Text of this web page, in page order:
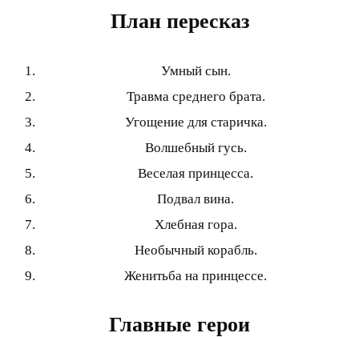
План пересказ
Умный сын.
Травма среднего брата.
Угощение для старичка.
Волшебный гусь.
Веселая принцесса.
Подвал вина.
Хлебная гора.
Необычный корабль.
Женитьба на принцессе.
Главные герои